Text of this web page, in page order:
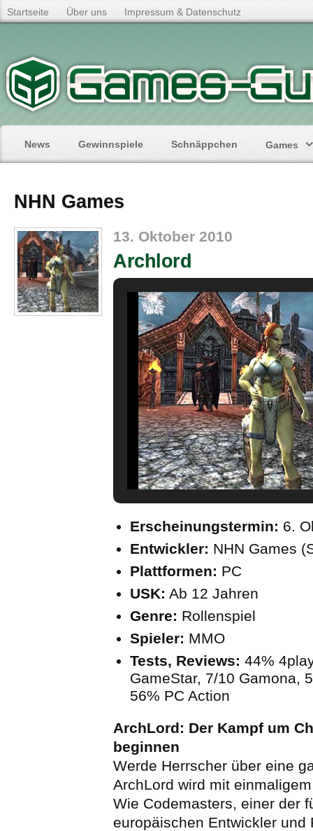
Startseite Über uns Impressum & Datenschutz
News Gewinnspiele Schnäppchen Games
NHN Games
13. Oktober 2010
Archlord
Erscheinungstermin: 6.
Entwickler: NHN Games
Plattformen: PC
USK: Ab 12 Jahren
Genre: Rollenspiel
Spieler: MMO
Tests, Reviews: 44%
GameStar, 7/10 Gamona,
56% PC Action
ArchLord: Der Kampf um
beginnen
Werde Herrscher über eine
ArchLord wird mit
Wie Codemasters, einer der
europäischen Entwickler und